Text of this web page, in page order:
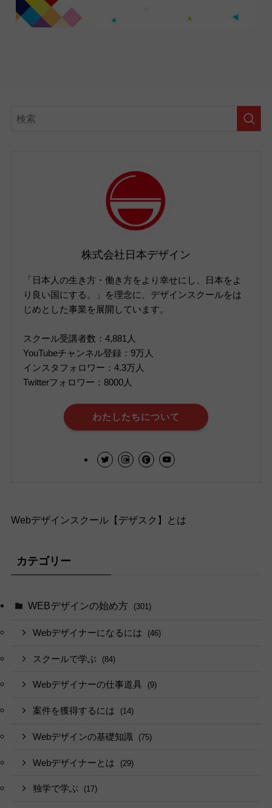
株式会社日本デザイン
「日本人の生き方・働き方をより幸せにし、日本をよ
り良い国にする。」を理念に、デザインスクールをは
じめとした事業を展開しています。
スクール受講者数：4,881人
YouTubeチャンネル登録：9万人
インスタフォロワー：4.3万人
Twitterフォロワー：8000人
わたしたちについて
Webデザインスクール【デザスク】とは
カテゴリー
WEBデザインの始め方 (301)
Webデザイナーになるには (46)
スクールで学ぶ (84)
Webデザイナーの仕事道具 (9)
案件を獲得するには (14)
Webデザインの基礎知識 (75)
Webデザイナーとは (29)
独学で学ぶ (17)